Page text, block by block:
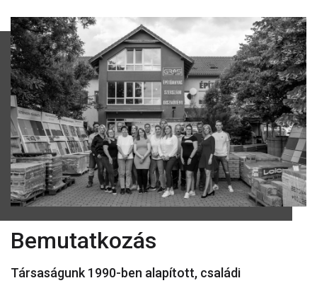
Bemutatkozás
Társaságunk 1990-ben alapított, családi